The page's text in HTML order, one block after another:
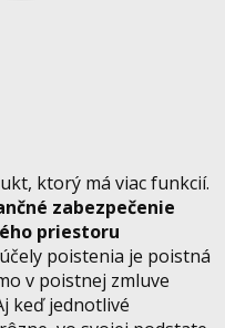
ktorý má viac funkcií.
zabezpečenie
priestoru
poistenia je poistná
v poistnej zmluve
keď jednotlivé